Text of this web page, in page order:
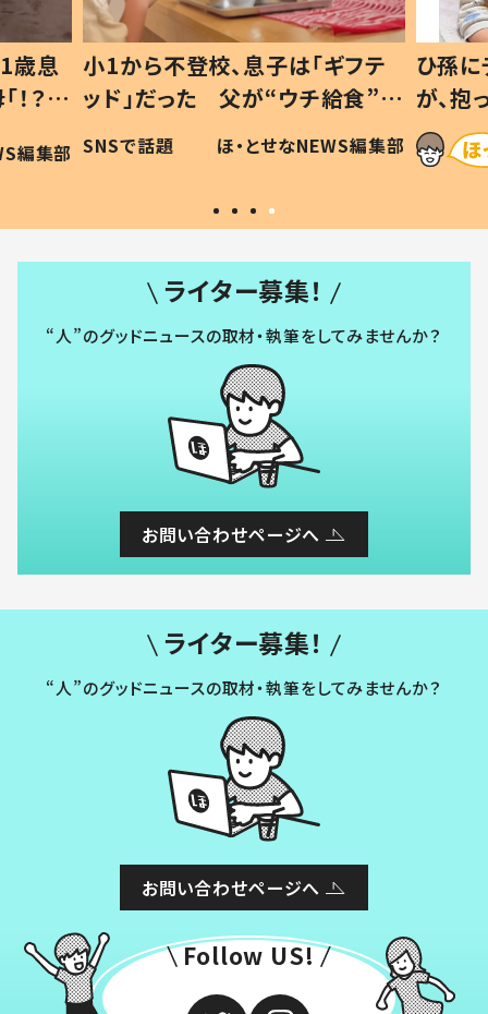
歳息
？」
編集部
小1から不登校、息子は「ギフテ
ッド」だった 父が“ウチ給食”を
作り続ける理由とは #令和の親
#令和の子
SNSで話題 ほ・とせなNEWS編集部
ひ孫
が、
「涙が
い」
ライター募集！
“人”のグッドニュースの取材・執筆をしてみませんか？
お問い合わせページへ
ライター募集！
“人”のグッドニュースの取材・執筆をしてみませんか？
お問い合わせページへ
Follow US!